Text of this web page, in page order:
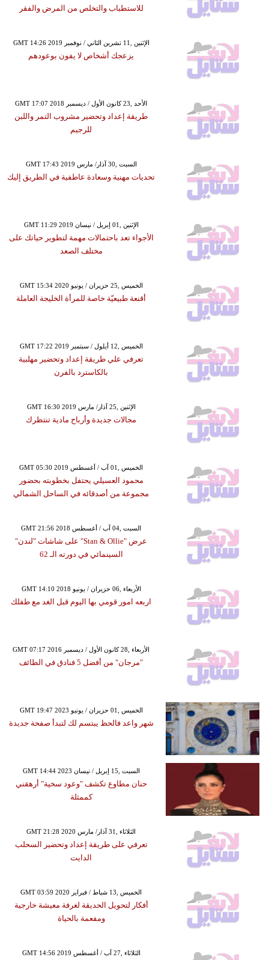
للاستطباب والتخلص من المرض والفقر
GMT 14:26 2019 الإثنين ,11 تشرين الثاني / نوفمبر
يزعجك أشخاص لا يفون بوعودهم
GMT 17:07 2018 الأحد ,23 كانون الأول / ديسمبر
طريقة إعداد وتحضير مشروب التمر واللبن
للرجيم
GMT 17:43 2019 السبت ,30 آذار/ مارس
تحديات مهنية وسعادة عاطفية في الطريق إليك
GMT 11:29 2019 الإثنين ,01 إبريل / نيسان
الأجواء تعد باحتمالات مهمة لتطوير حياتك على
مختلف الصعد
GMT 15:34 2020 الخميس ,25 حزيران / يونيو
أقنعة طبيعيّة خاصة للمرأة الخليجة العاملة
GMT 17:22 2019 الخميس ,12 أيلول / سبتمبر
تعرفي علي طريقة إعداد وتحضير مهلبية
بالكاسترد بالفرن
GMT 16:30 2019 الإثنين ,25 آذار/ مارس
مجالات جديدة وأرباح مادية تنتظرك
GMT 05:30 2019 الخميس ,01 آب / أغسطس
محمود العسيلي يحتفل بخطوبته بحضور
مجموعة من أصدقائه في الساحل الشمالي
GMT 21:56 2018 السبت ,04 آب / أغسطس
عرض "Stan & Ollie" على شاشات "لندن"
السينمائي في دورته الـ 62
GMT 14:10 2018 الأربعاء ,06 حزيران / يونيو
اربعه امور قومي بها اليوم قبل الغد مع طفلك
GMT 07:17 2016 الأربعاء ,28 كانون الأول / ديسمبر
"مرجان" من أفضل 5 فنادق في الطائف
GMT 19:47 2023 الخميس ,01 حزيران / يونيو
شهر واعد فالحظ يبتسم لك لتبدأ صفحة جديدة
GMT 14:44 2023 السبت ,15 إبريل / نيسان
حنان مطاوع تكشف "وعود سخية" أرهقني
كممثلة
GMT 21:28 2020 الثلاثاء ,31 آذار/ مارس
تعرفي على طريقة إعداد وتحضير السحلب
الدايت
GMT 03:59 2020 الخميس ,13 شباط / فبراير
أفكار لتحويل الحديقة لغرفة معيشة خارجية
ومفعمة بالحياة
GMT 14:56 2019 الثلاثاء ,27 آب / أغسطس